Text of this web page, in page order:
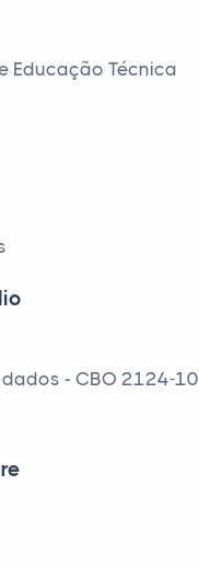
Educação Técnica
- CBO 2124-10